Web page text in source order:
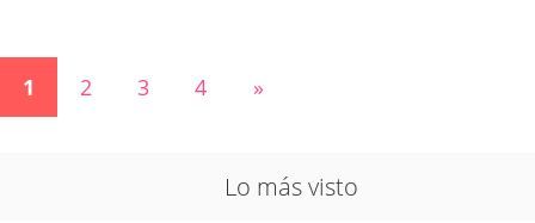
1 2 3 4 »
Lo más visto